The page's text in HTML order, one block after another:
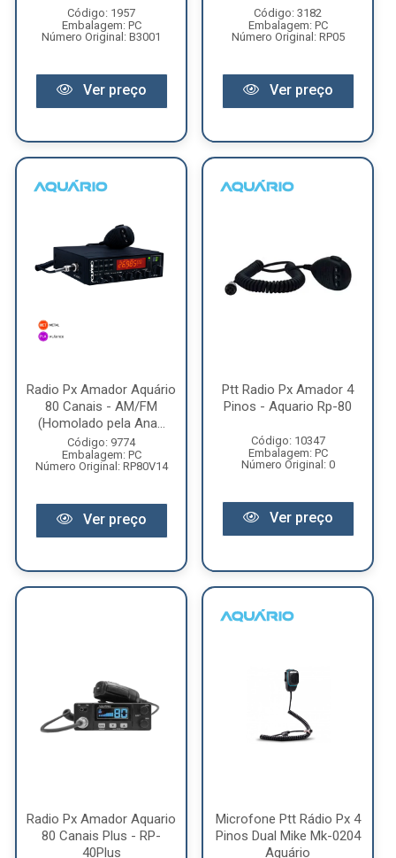
Código: 1957
Embalagem: PC
Número Original: B3001
Ver preço
Código: 3182
Embalagem: PC
Número Original: RP05
Ver preço
Radio Px Amador Aquário
80 Canais - AM/FM
(Homolado pela Ana...
Código: 9774
Embalagem: PC
Número Original: RP80V14
Ver preço
Ptt Radio Px Amador 4
Pinos - Aquario Rp-80
Código: 10347
Embalagem: PC
Número Original: 0
Ver preço
Radio Px Amador Aquario
80 Canais Plus - RP-
40Plus
Microfone Ptt Rádio Px 4
Pinos Dual Mike Mk-0204
Aquário